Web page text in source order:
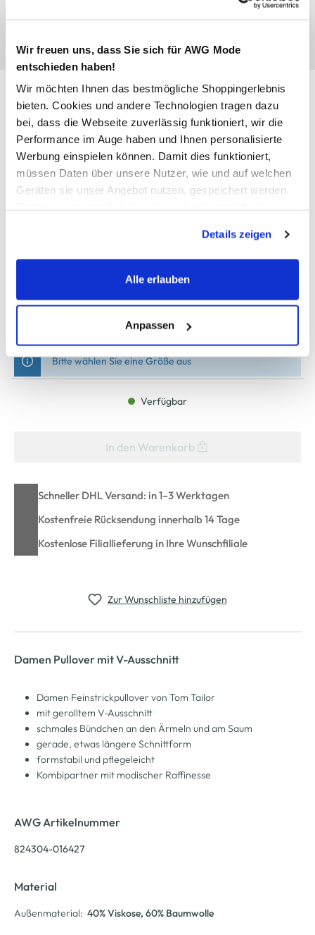
Wir freuen uns, dass Sie sich für AWG Mode
entschieden haben!
Wir möchten Ihnen das bestmögliche Shoppingerlebnis
bieten. Cookies und andere Technologien tragen dazu
bei, dass die Webseite zuverlässig funktioniert, wir die
Performance im Auge haben und Ihnen personalisierte
Werbung einspielen können. Damit dies funktioniert,
müssen Daten über unsere Nutzer, wie und auf welchen
Geräten sie unser Angebot nutzen, gespeichert werden.
werden, werden bei der Nutzung der Webseite auf jeden
Fall gesetzt. Cookies von Drittanbietern für Analyse- oder
Trackingzwecke werden nur dann aktiviert, wenn Sie das
erlauben" bzw. "Alle erlauben" klicken. Mehr dazu
(einschließlich der Möglichkeit, die Einwilligungserklärung
zu ändern oder zu widerrufen) erfahren Sie in unserem
Cookie-Hinweisbzw. derDatenschutzerklärung.
Details zeigen
Alle erlauben
Anpassen
Damen Pullover mit V-
Ausschnitt
29,99 €
Farbe Rot
Bitte wählen Sie eine Größe aus
Verfügbar
In den Warenkorb
Schneller DHL Versand: in 1–3 Werktagen
Kostenfreie Rücksendung innerhalb 14 Tage
Kostenlose Filiallieferung in Ihre Wunschfiliale
Zur Wunschliste hinzufügen
Damen Pullover mit V-Ausschnitt
Damen Feinstrickpullover von Tom Tailor
mit gerolltem V-Ausschnitt
schmales Bündchen an den Ärmeln und am Saum
gerade, etwas längere Schnittform
formstabil und pflegeleicht
Kombipartner mit modischer Raffinesse
AWG Artikelnummer
824304-016427
Material
Außenmaterial: 40% Viskose, 60% Baumwolle